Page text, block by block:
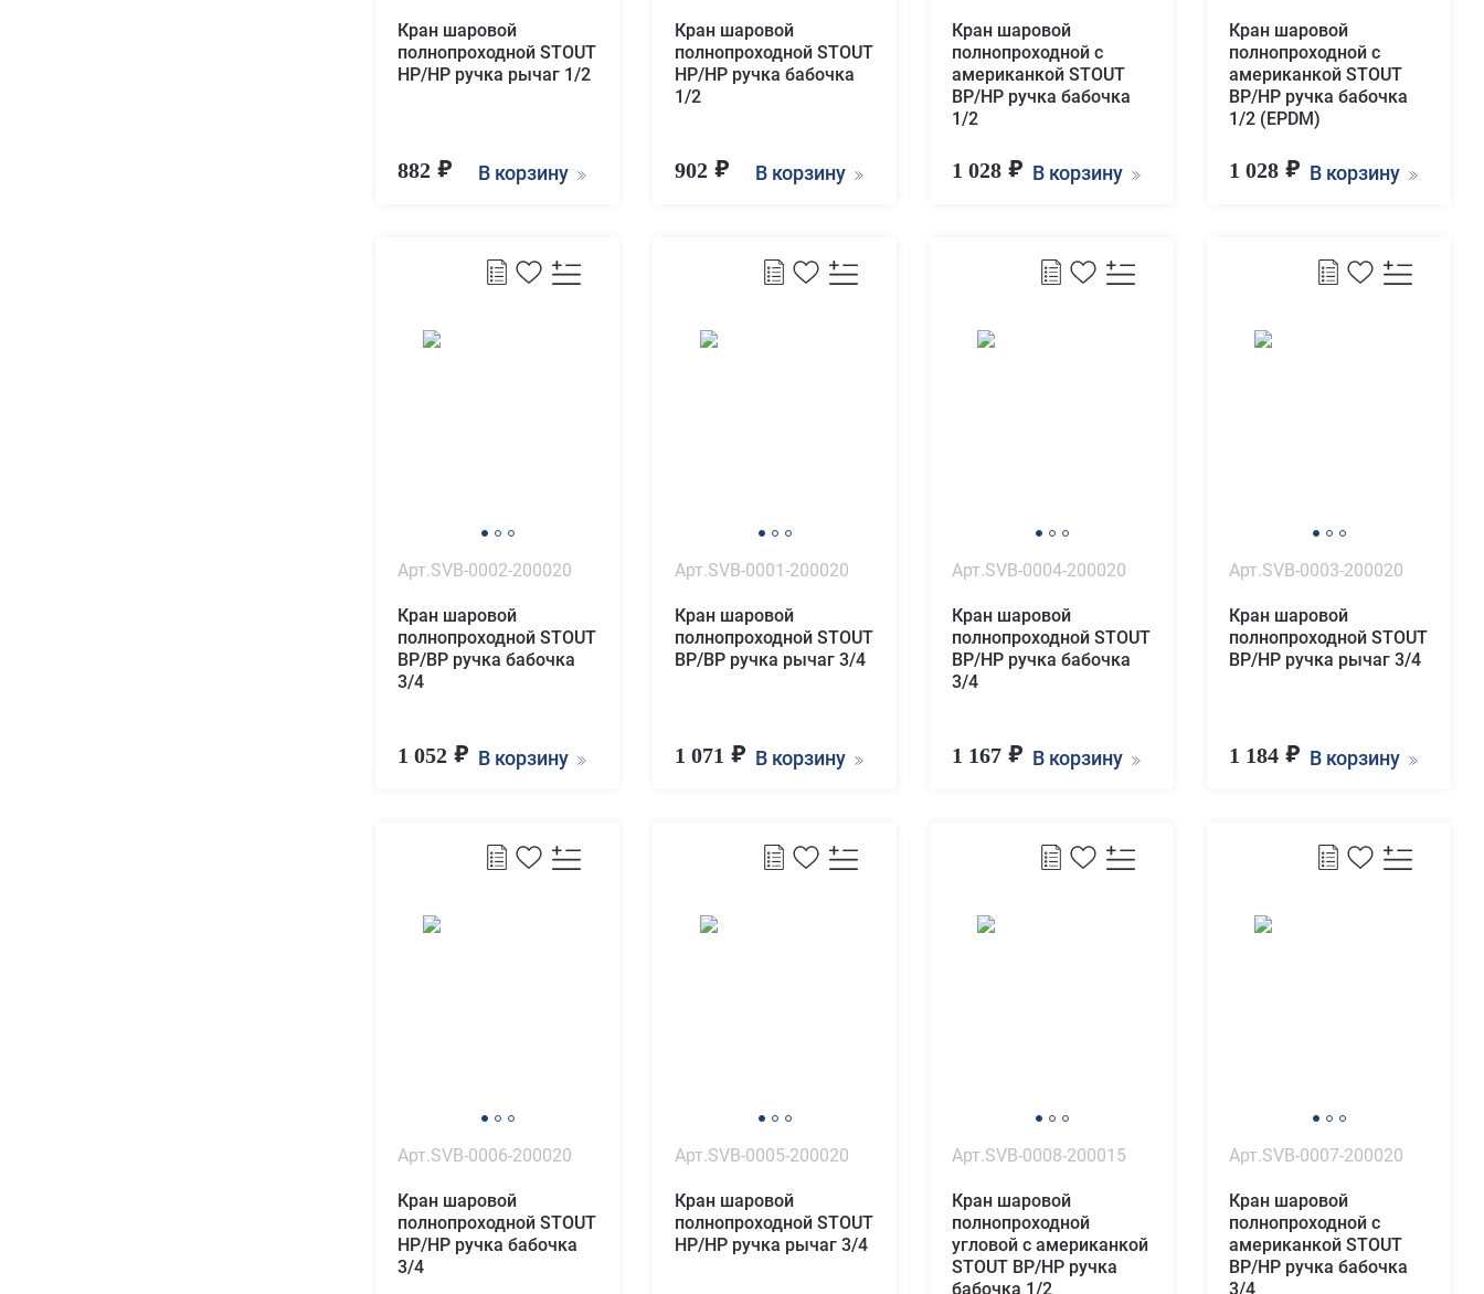
Кран шаровой
полнопроходной STOUT
НР/НР ручка рычаг 1/2
882 В корзину
Кран шаровой
полнопроходной STOUT
НР/НР ручка бабочка
1/2
902 В корзину
Кран шаровой
полнопроходной с
американкой STOUT
ВР/НР ручка бабочка
1/2
1 028 В корзину
Кран шаровой
полнопроходной с
американкой STOUT
ВР/НР ручка бабочка
1/2 (EPDM)
1 028 В корзину
Арт.SVB-0002-200020
Кран шаровой
полнопроходной STOUT
ВР/ВР ручка бабочка
3/4
1 052 В корзину
Арт.SVB-0001-200020
Кран шаровой
полнопроходной STOUT
ВР/ВР ручка рычаг 3/4
1 071 В корзину
Арт.SVB-0004-200020
Кран шаровой
полнопроходной STOUT
ВР/НР ручка бабочка
3/4
1 167 В корзину
Арт.SVB-0003-200020
Кран шаровой
полнопроходной STOUT
ВР/НР ручка рычаг 3/4
1 184 В корзину
Арт.SVB-0006-200020
Кран шаровой
полнопроходной STOUT
НР/НР ручка бабочка
3/4
Арт.SVB-0005-200020
Кран шаровой
полнопроходной STOUT
НР/НР ручка рычаг 3/4
Арт.SVB-0008-200015
Кран шаровой
полнопроходной
угловой с американкой
STOUT ВР/НР ручка
бабочка 1/2
Арт.SVB-0007-200020
Кран шаровой
полнопроходной с
американкой STOUT
ВР/НР ручка бабочка
3/4